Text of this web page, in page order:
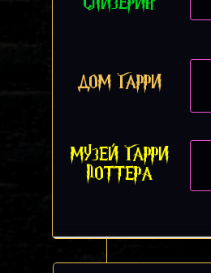
ДОМ ГАРРИ
МУЗЕЙ ГАРРИ
ПОТТЕРА